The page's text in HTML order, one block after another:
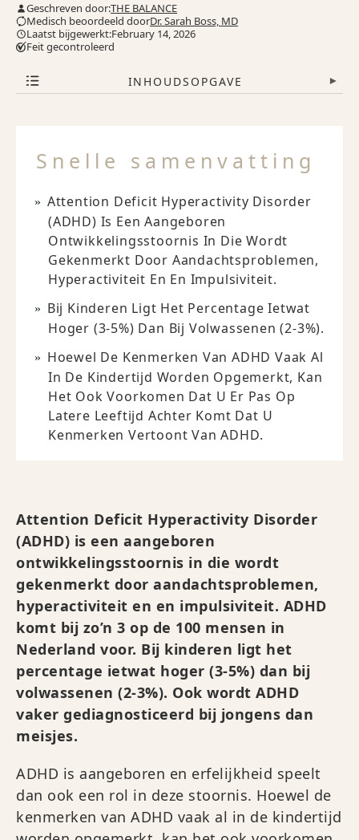
Geschreven door:THE BALANCE
Medisch beoordeeld doorDr. Sarah Boss, MD
Laatst bijgewerkt:February 14, 2026
Feit gecontroleerd
INHOUDSOPGAVE ▾
Snelle samenvatting
Attention Deficit Hyperactivity Disorder
(ADHD) Is Een Aangeboren
Ontwikkelingsstoornis In Die Wordt
Gekenmerkt Door Aandachtsproblemen,
Hyperactiviteit En En Impulsiviteit.
Bij Kinderen Ligt Het Percentage Ietwat
Hoger (3-5%) Dan Bij Volwassenen (2-3%).
Hoewel De Kenmerken Van ADHD Vaak Al
In De Kindertijd Worden Opgemerkt, Kan
Het Ook Voorkomen Dat U Er Pas Op
Latere Leeftijd Achter Komt Dat U
Kenmerken Vertoont Van ADHD.
Attention Deficit Hyperactivity Disorder
(ADHD) is een aangeboren
ontwikkelingsstoornis in die wordt
gekenmerkt door aandachtsproblemen,
hyperactiviteit en en impulsiviteit. ADHD
komt bij zo’n 3 op de 100 mensen in
Nederland voor. Bij kinderen ligt het
percentage ietwat hoger (3-5%) dan bij
volwassenen (2-3%). Ook wordt ADHD
vaker gediagnosticeerd bij jongens dan
meisjes.
ADHD is aangeboren en erfelijkheid speelt
dan ook een rol in deze stoornis. Hoewel de
kenmerken van ADHD vaak al in de kindertijd